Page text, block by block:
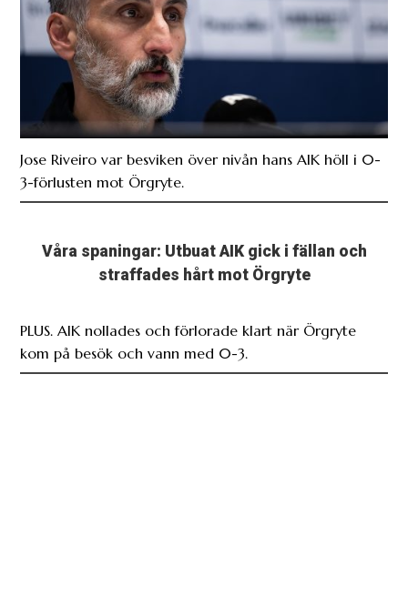
Jose Riveiro var besviken över nivån hans AIK höll i 0-
3-förlusten mot Örgryte.
Våra spaningar: Utbuat AIK gick i fällan och
straffades hårt mot Örgryte
PLUS. AIK nollades och förlorade klart när Örgryte
kom på besök och vann med 0-3.